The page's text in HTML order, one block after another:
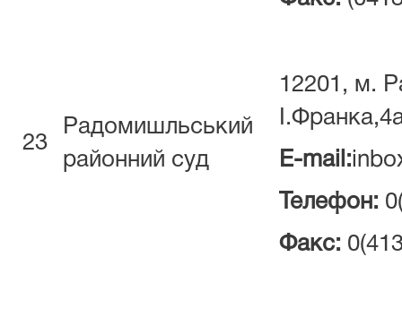
23
Радомишльський
районний суд
12201, м.
E-mail:
Телефон:
Факс: